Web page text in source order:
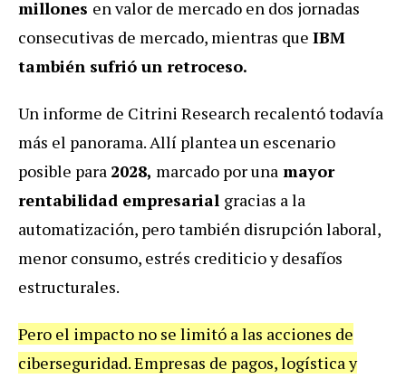
millones en valor de mercado en dos jornadas
consecutivas de mercado, mientras que IBM
también sufrió un retroceso.
Un informe de Citrini Research recalentó todavía
más el panorama. Allí plantea un escenario
posible para 2028, marcado por una mayor
rentabilidad empresarial gracias a la
automatización, pero también disrupción laboral,
menor consumo, estrés crediticio y desafíos
estructurales.
Pero el impacto no se limitó a las acciones de
ciberseguridad. Empresas de pagos, logística y